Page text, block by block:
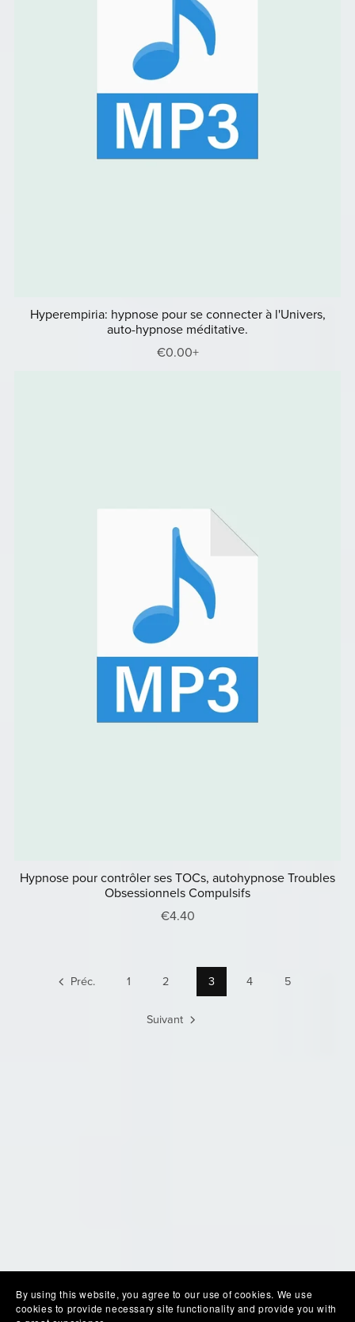
Hyperempiria: hypnose pour se connecter à l'Univers,
auto-hypnose méditative.
€0.00+
Hypnose pour contrôler ses TOCs, autohypnose Troubles
Obsessionnels Compulsifs
€4.40
Préc. 1 2 3 4 5
Suivant
By using this website, you agree to our use of cookies. We use
cookies to provide necessary site functionality and provide you with